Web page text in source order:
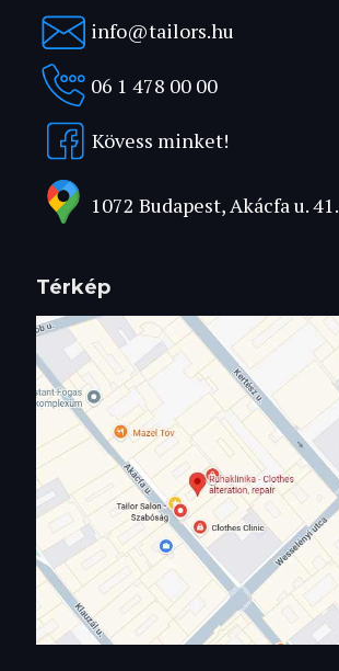
info@tailors.hu
06 1 478 00 00
Kövess minket!
1072 Budapest, Akácfa u. 41.
Térkép